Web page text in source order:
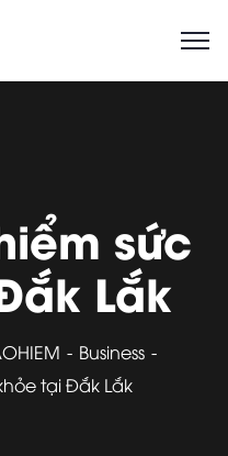
sức
Lắk
Business
tại Đắk Lắk